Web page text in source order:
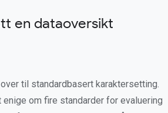
en dataoversikt
til standardbasert karaktersetting.
om fire standarder for evaluering